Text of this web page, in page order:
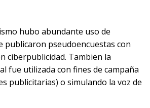
hubo abundante uso de
publicaron pseudoencuestas con
ciberpublicidad. Tambien la
fue utilizada con fines de campaña
publicitarias) o simulando la voz de